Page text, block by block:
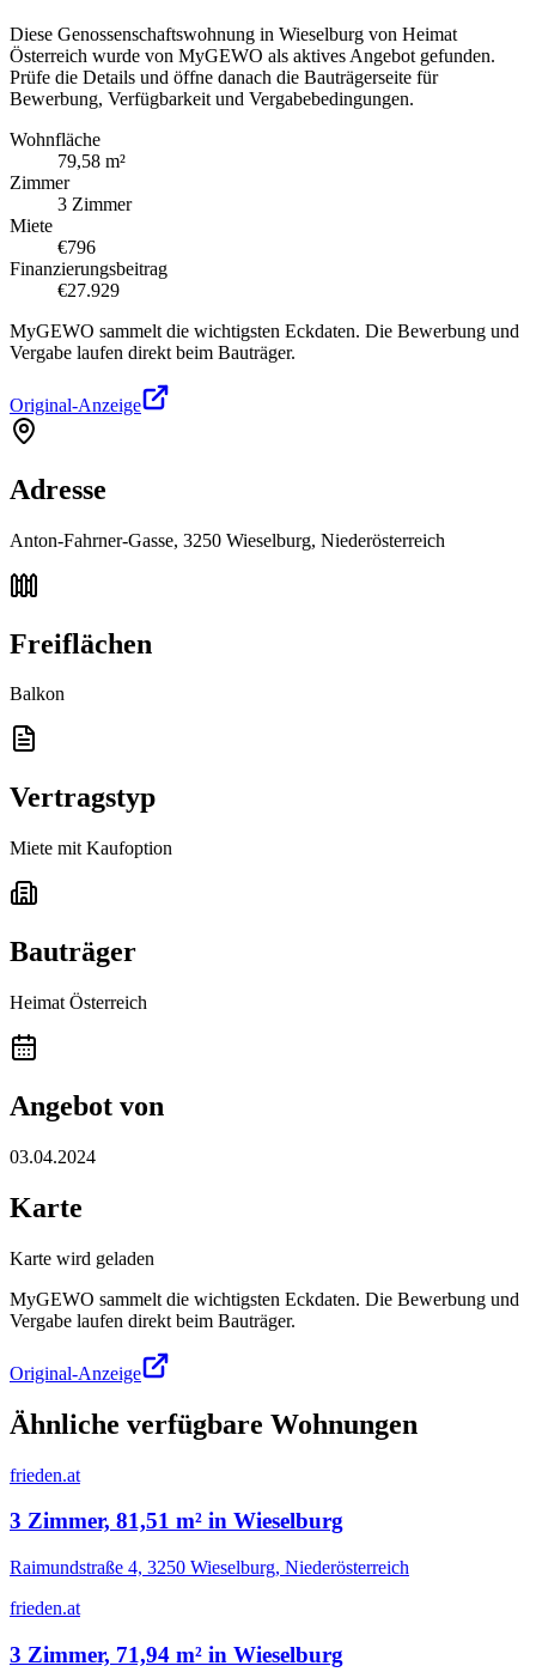
Diese Genossenschaftswohnung in Wieselburg von Heimat
Österreich wurde von MyGEWO als aktives Angebot gefunden.
Prüfe die Details und öffne danach die Bauträgerseite für
Bewerbung, Verfügbarkeit und Vergabebedingungen.
Wohnfläche
79,58 m²
Zimmer
3 Zimmer
Miete
€796
Finanzierungsbeitrag
€27.929
MyGEWO sammelt die wichtigsten Eckdaten. Die Bewerbung und
Vergabe laufen direkt beim Bauträger.
Original-Anzeige
Adresse
Anton-Fahrner-Gasse, 3250 Wieselburg, Niederösterreich
Freiflächen
Balkon
Vertragstyp
Miete mit Kaufoption
Bauträger
Heimat Österreich
Angebot von
03.04.2024
Karte
Karte wird geladen
MyGEWO sammelt die wichtigsten Eckdaten. Die Bewerbung und
Vergabe laufen direkt beim Bauträger.
Original-Anzeige
Ähnliche verfügbare Wohnungen
frieden.at
3 Zimmer, 81,51 m² in Wieselburg
Raimundstraße 4, 3250 Wieselburg, Niederösterreich
frieden.at
3 Zimmer, 71,94 m² in Wieselburg